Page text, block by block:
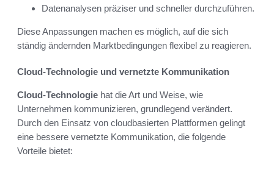
Datenanalysen präziser und schneller durchzuführen.
Diese Anpassungen machen es möglich, auf die sich
ständig ändernden Marktbedingungen flexibel zu reagieren.
Cloud-Technologie und vernetzte Kommunikation
Cloud-Technologie hat die Art und Weise, wie
Unternehmen kommunizieren, grundlegend verändert.
Durch den Einsatz von cloudbasierten Plattformen gelingt
eine bessere vernetzte Kommunikation, die folgende
Vorteile bietet: